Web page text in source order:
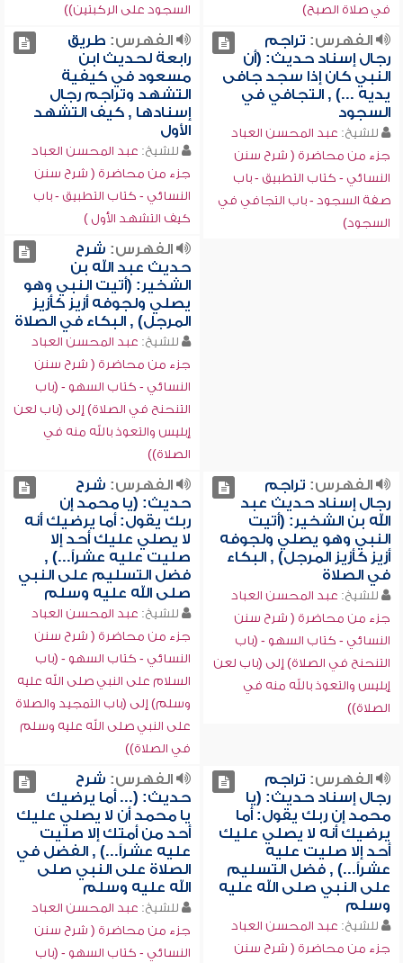
في صلاة الصبح)
السجود على الركبتين))
الفهرس: تراجم
رجال إسناد حديث: (أن
النبي كان إذا سجد جافى
يديه ...) , التجافي في
السجود
للشيخ: عبد المحسن العباد
جزء من محاضرة ( شرح سنن
النسائي - كتاب التطبيق - باب
صفة السجود - باب التجافي في
السجود)
الفهرس: طريق
رابعة لحديث ابن
مسعود في كيفية
التشهد وتراجم رجال
إسنادها , كيف التشهد
الأول
للشيخ: عبد المحسن العباد
جزء من محاضرة ( شرح سنن
النسائي - كتاب التطبيق - باب
كيف التشهد الأول )
الفهرس: شرح
حديث عبد الله بن
الشخير: (أتيت النبي وهو
يصلي ولجوفه أزيز كأزيز
المرجل) , البكاء في الصلاة
للشيخ: عبد المحسن العباد
جزء من محاضرة ( شرح سنن
النسائي - كتاب السهو - (باب
التنحنح في الصلاة) إلى (باب لعن
إبليس والتعوذ بالله منه في
الصلاة))
الفهرس: تراجم
رجال إسناد حديث عبد
الله بن الشخير: (أتيت
النبي وهو يصلي ولجوفه
أزيز كأزيز المرجل) , البكاء
في الصلاة
للشيخ: عبد المحسن العباد
جزء من محاضرة ( شرح سنن
النسائي - كتاب السهو - (باب
التنحنح في الصلاة) إلى (باب لعن
إبليس والتعوذ بالله منه في
الصلاة))
الفهرس: شرح
حديث: (يا محمد إن
ربك يقول: أما يرضيك أنه
لا يصلي عليك أحد إلا
صليت عليه عشراً...) ,
فضل التسليم على النبي
صلى الله عليه وسلم
للشيخ: عبد المحسن العباد
جزء من محاضرة ( شرح سنن
النسائي - كتاب السهو - (باب
السلام على النبي صلى الله عليه
وسلم) إلى (باب التمجيد والصلاة
على النبي صلى الله عليه وسلم
في الصلاة))
الفهرس: تراجم
رجال إسناد حديث: (يا
محمد إن ربك يقول: أما
يرضيك أنه لا يصلي عليك
أحد إلا صليت عليه
عشراً...) , فضل التسليم
على النبي صلى الله عليه
وسلم
للشيخ: عبد المحسن العباد
جزء من محاضرة ( شرح سنن
الفهرس: شرح
حديث: (... أما يرضيك
يا محمد أن لا يصلي عليك
أحد من أمتك إلا صليت
عليه عشراً...) , الفضل في
الصلاة على النبي صلى
الله عليه وسلم
للشيخ: عبد المحسن العباد
جزء من محاضرة ( شرح سنن
النسائي - كتاب السهو - (باب